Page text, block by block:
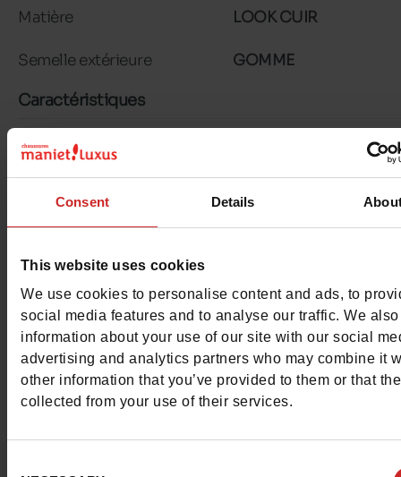
Consent Details
This website uses cookies
We use cookies to personalise content and ads, to
social media features and to analyse our traffic. We
information about your use of our site with our social
advertising and analytics partners who may combine it
other information that you’ve provided to them or that
collected from your use of their services.
Matière LOOK CUIR
Semelle extérieure GOMME
Caractéristiques
Couleur
Conseil largeur normal
Waterproof Non
Semelle amovible
Chrome Sans
Conseil taille
Prenez votre pointure
habituelle